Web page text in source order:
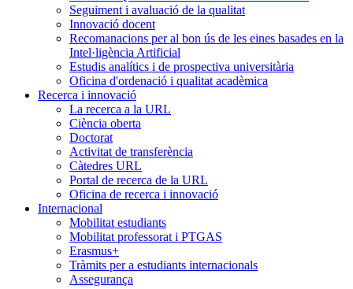
Seguiment i avaluació de la qualitat
Innovació docent
Recomanacions per al bon ús de les eines basades en la
Intel·ligència Artificial
Estudis analítics i de prospectiva universitària
Oficina d'ordenació i qualitat acadèmica
Recerca i innovació
La recerca a la URL
Ciència oberta
Doctorat
Activitat de transferència
Càtedres URL
Portal de recerca de la URL
Oficina de recerca i innovació
Internacional
Mobilitat estudiants
Mobilitat professorat i PTGAS
Erasmus+
Tràmits per a estudiants internacionals
Assegurança